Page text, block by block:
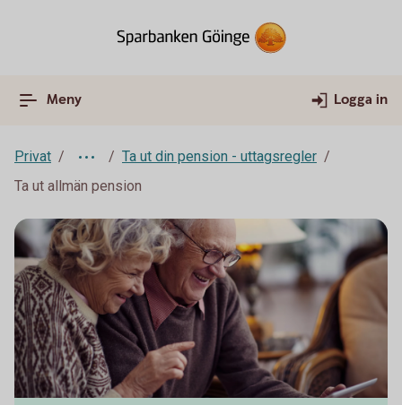
Meny Logga in
Privat
Ta ut din pension - uttagsregler
Ta ut allmän pension